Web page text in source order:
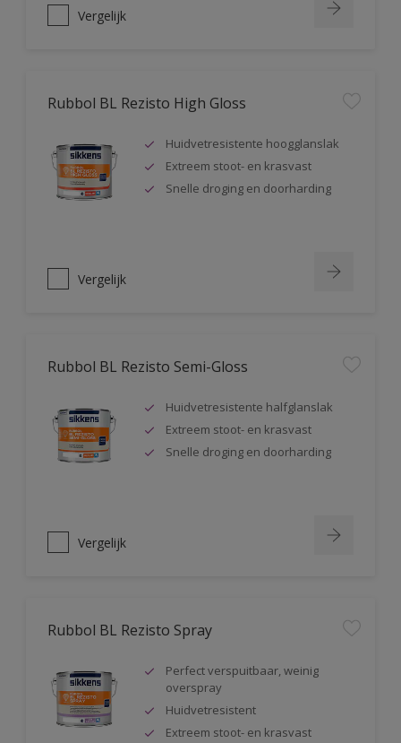
Vergelijk
Rubbol BL Rezisto High Gloss
Huidvetresistente hoogglanslak
Extreem stoot- en krasvast
Snelle droging en doorharding
Vergelijk
Rubbol BL Rezisto Semi-Gloss
Huidvetresistente halfglanslak
Extreem stoot- en krasvast
Snelle droging en doorharding
Vergelijk
Rubbol BL Rezisto Spray
Perfect verspuitbaar, weinig
overspray
Huidvetresistent
Extreem stoot- en krasvast